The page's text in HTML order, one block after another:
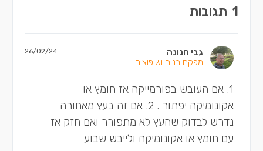
1 תגובות
גבי חנונה
מפקח בניה ושיפוצים
26/02/24
1. אם העובש בפורמייקה אז חומץ או
אקונומיקה יפתור . 2. אם זה בעץ מאחורה
נדרש לבדוק שהעץ לא מתפורר ואם חזק אז
עם חומץ או אקונומיקה ולייבש שבוע